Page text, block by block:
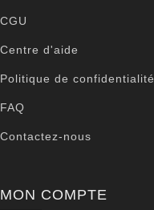
CGU
Centre d'aide
Politique de confidentialité
FAQ
Contactez-nous
MON COMPTE